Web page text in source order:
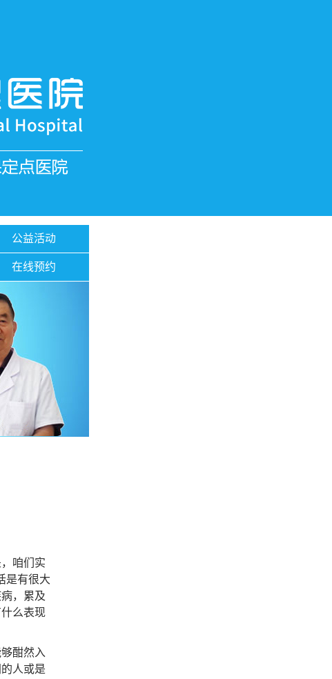
公益活动
在线预约
咱们实
是有很大
，累及
么表现
酣然入
人或是